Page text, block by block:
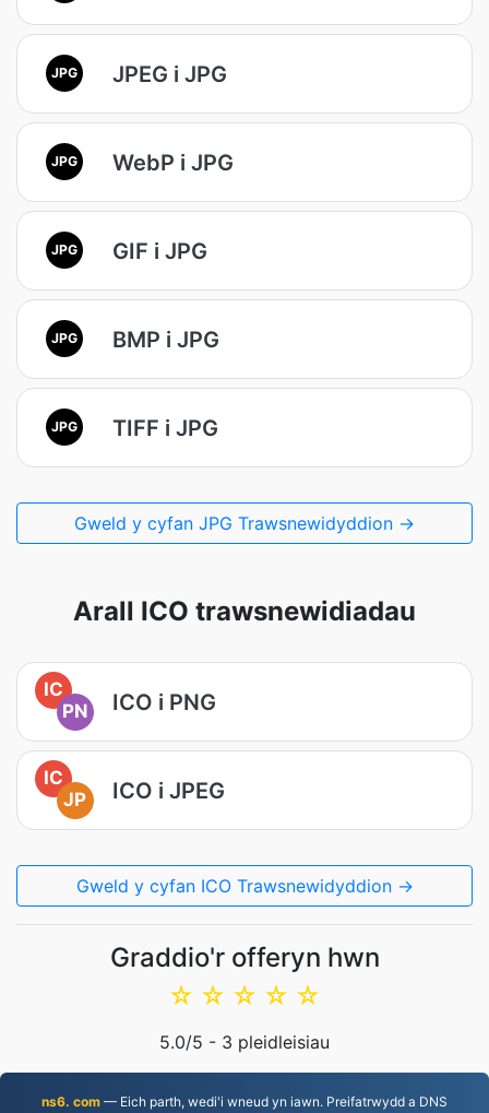
JPG JPEG i JPG
JPG WebP i JPG
JPG GIF i JPG
JPG BMP i JPG
JPG TIFF i JPG
Gweld y cyfan JPG Trawsnewidyddion →
Arall ICO trawsnewidiadau
IC
PN
ICO i PNG
IC
JP
ICO i JPEG
Gweld y cyfan ICO Trawsnewidyddion →
Graddio'r offeryn hwn
☆
☆
☆
☆
☆
5.0/5 - 3 pleidleisiau
ns6. com — Eich parth, wedi'i wneud yn iawn. Preifatrwydd a DNS